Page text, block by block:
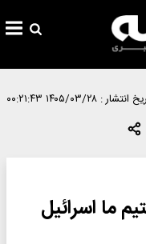
انتشار : ۱۴۰۵/۰۳/۲۸ ۰۰:۲۱:۴۳
ما اسرائیل